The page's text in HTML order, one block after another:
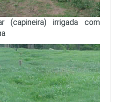
(capineira) irrigada com